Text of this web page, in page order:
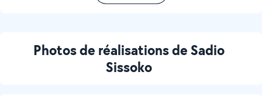
Photos de réalisations de Sadio
Sissoko